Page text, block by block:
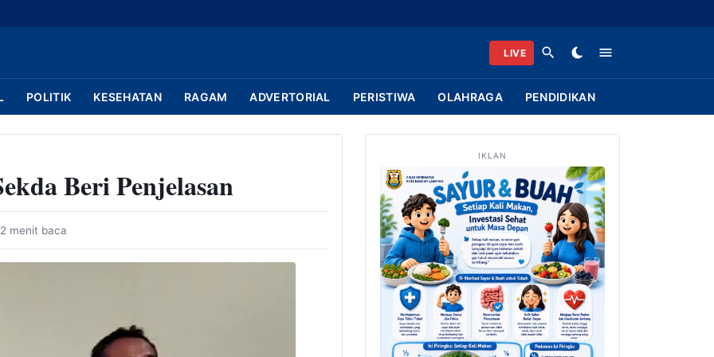
LIVE
POLITIK KESEHATAN RAGAM ADVERTORIAL PERISTIWA OLAHRAGA PENDIDIKAN
Beri Penjelasan
2 menit baca
IKLAN